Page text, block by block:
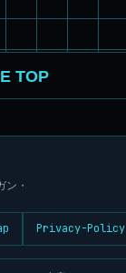
TOP
・
Privacy-Policy